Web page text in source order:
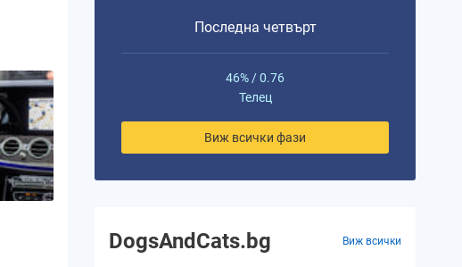
Последна четвърт
46% / 0.76
Телец
Виж всички фази
DogsAndCats.bg Виж всички